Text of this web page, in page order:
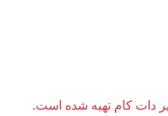
دات کام تهیه شده است.